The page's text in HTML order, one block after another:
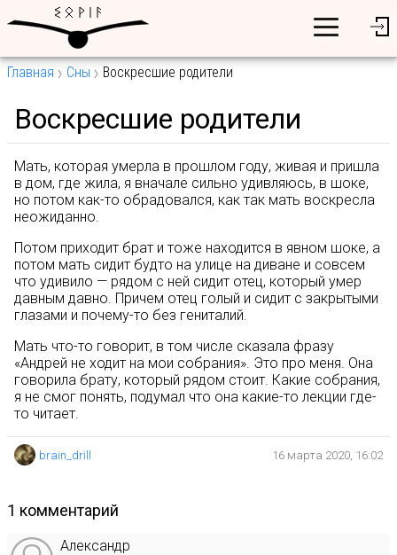
Главная Сны Воскресшие родители
Воскресшие родители
Мать, которая умерла в прошлом году, живая и пришла
в дом, где жила, я вначале сильно удивляюсь, в шоке,
но потом как-то обрадовался, как так мать воскресла
неожиданно.
Потом приходит брат и тоже находится в явном шоке, а
потом мать сидит будто на улице на диване и совсем
что удивило — рядом с ней сидит отец, который умер
давным давно. Причем отец голый и сидит с закрытыми
глазами и почему-то без гениталий.
Мать что-то говорит, в том числе сказала фразу
«Андрей не ходит на мои собрания». Это про меня. Она
говорила брату, который рядом стоит. Какие собрания,
я не смог понять, подумал что она какие-то лекции где-
то читает.
brain_drill 16 марта 2020, 16:02
1 комментарий
Александр